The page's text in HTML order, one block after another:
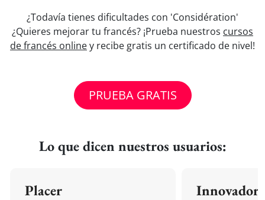
¿Todavía tienes dificultades con 'Considération'
¿Quieres mejorar tu francés? ¡Prueba nuestros cursos
de francés onliney recibe gratis un certificado de nivel!
PRUEBA GRATIS
Lo que dicen nuestros usuarios:
Placer Innovador